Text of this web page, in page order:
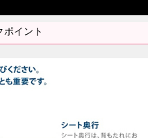
ポイント